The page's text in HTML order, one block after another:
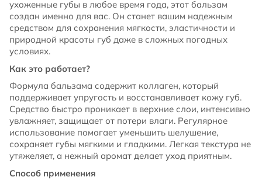
ухоженные губы в любое время года, этот бальзам
создан именно для вас. Он станет вашим надежным
средством для сохранения мягкости, эластичности и
природной красоты губ даже в сложных погодных
условиях.
Как это работает?
Формула бальзама содержит коллаген, который
поддерживает упругость и восстанавливает кожу губ.
Средство быстро проникает в верхние слои, интенсивно
увлажняет, защищает от потери влаги. Регулярное
использование помогает уменьшить шелушение,
сохраняет губы мягкими и гладкими. Легкая текстура не
утяжеляет, а нежный аромат делает уход приятным.
Способ применения